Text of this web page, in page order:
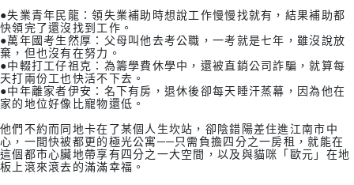
●失業青年民龍：領失業補助時想說工作慢慢找就有，結果補助都
快領完了還沒找到工作。
●萬年國考生然厚：父母叫他去考公職，一考就是七年，雖沒說放
棄，但也沒有在努力。
●中輟打工仔祖克：為籌學費休學中，還被直銷公司詐騙，就算每
天打兩份工也快活不下去。
●中年離家者伊安：名下有房，退休後卻每天睡汗蒸幕，因為他在
家的地位好像比寵物還低。
他們不約而同地卡在了某個人生坎站，卻陰錯陽差住進江南市中
心，一間快被都更的極光公寓──只需負擔四分之一房租，就能在
這個都市心臟地帶享有四分之一大空間，以及與貓咪「歐元」在地
板上滾來滾去的滿滿幸福。